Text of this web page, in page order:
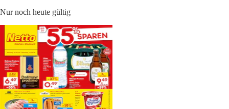
Nur noch heute gültig